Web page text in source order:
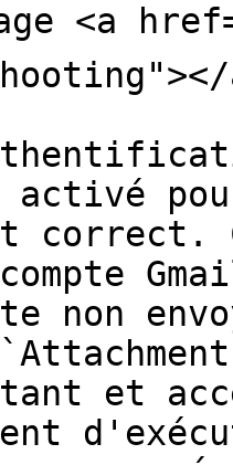
<a
activé
correct.
non
et